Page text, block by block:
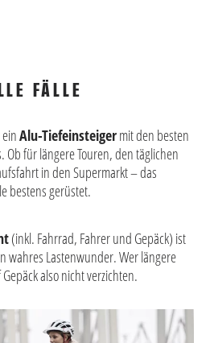
FÄLLE
Alu-Tiefeinsteigermit den besten
Ob für längere Touren, den täglichen
in den Supermarkt – das
bestens gerüstet.
(inkl. Fahrrad, Fahrer und Gepäck) ist
wahres Lastenwunder. Wer längere
also nicht verzichten.